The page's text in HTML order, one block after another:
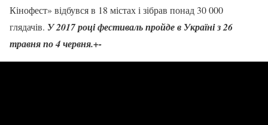
Кінофест» відбувся в 18 містах і зібрав понад 30 000
глядачів. У 2017 році фестиваль пройде в Україні з 26
травня по 4 червня.+-